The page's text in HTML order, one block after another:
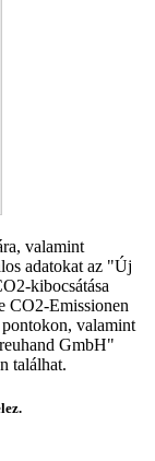
valamint
adatokat az "Új
kibocsátása
CO2-Emissionen
valamint
GmbH"
találhat.